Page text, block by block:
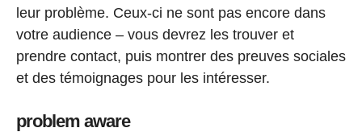
leur problème. Ceux-ci ne sont pas encore dans
votre audience – vous devrez les trouver et
prendre contact, puis montrer des preuves sociales
et des témoignages pour les intéresser.
problem aware